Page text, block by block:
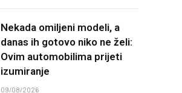
Nekada omiljeni modeli, a
danas ih gotovo niko ne želi:
Ovim automobilima prijeti
izumiranje
09/08/2026